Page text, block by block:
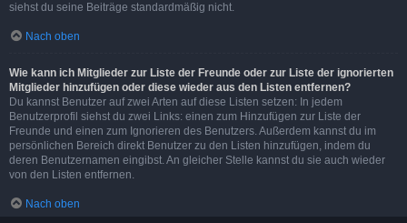
siehst du seine Beiträge standardmäßig nicht.
Nach oben
Wie kann ich Mitglieder zur Liste der Freunde oder zur Liste der ignorierten
Mitglieder hinzufügen oder diese wieder aus den Listen entfernen?
Du kannst Benutzer auf zwei Arten auf diese Listen setzen: In jedem
Benutzerprofil siehst du zwei Links: einen zum Hinzufügen zur Liste der
Freunde und einen zum Ignorieren des Benutzers. Außerdem kannst du im
persönlichen Bereich direkt Benutzer zu den Listen hinzufügen, indem du
deren Benutzernamen eingibst. An gleicher Stelle kannst du sie auch wieder
von den Listen entfernen.
Nach oben